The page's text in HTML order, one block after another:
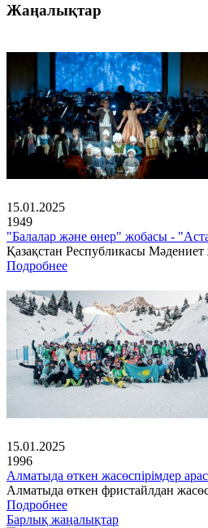
Жаңалықтар
15.01.2025
1949
"Балалар және өнер" жобасы -
Қазақстан Республикасы Мәдениет
Подробнее
15.01.2025
1996
Алматыда өткен жасөспірімдер
Алматыда өткен фристайлдан
Подробнее
Барлық жаңалықтар